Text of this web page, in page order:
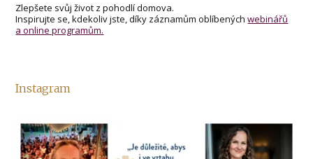
Zlepšete svůj život z pohodlí domova.
Inspirujte se, kdekoliv jste, díky záznamům oblíbenýchwebinářů
a online programům.
Instagram